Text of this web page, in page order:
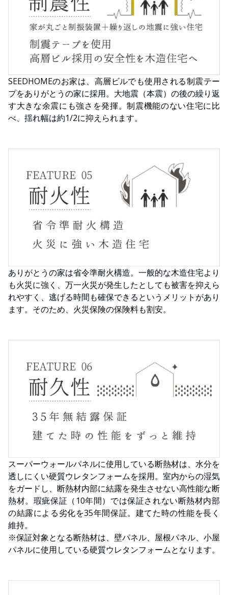
SEEDHOMEのお家は、高層ビルでも使用される制震テー
プをありがとうの家に採用。大地震（本震）の後の繰り返
す大きな余震にも強さを発揮。制震機能のない住宅に比
べ、揺れ幅は約1/2に抑えられます。
ありがとうの家は省令準耐火構造。一般的な木造住宅より
も火災に強く、万一火災が発生したとしても被害を抑えら
れやすく、逃げる時間も確保できるというメリットがあり
ます。そのため、火災保険の保険料も割安。
スーパーウォールパネルに使用している断熱材は、水分を
透しにくい硬質ウレタンフォームを採用。室内からの湿気
をガードし、断熱材内部に結露を発生させない高性能な断
熱材。瑕疵保証（10年間）では保証されない断熱材内部
の結露による劣化を35年間保証。建てた時の性能を長く
維持。
※保証対象となる断熱材は、壁パネル、屋根パネル、小屋
パネルに使用している硬質ウレタンフォームとなります。